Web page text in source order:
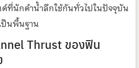
ที่นักดำน้ำลึกใช้กันทั่วไปในปัจจุบัน
นพื้นฐาน
Thrust ของฟิน